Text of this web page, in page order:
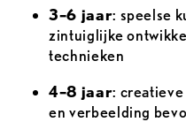
3–6 jaar: speelse
zintuiglijke
technieken
4–8 jaar:
en verbeelding